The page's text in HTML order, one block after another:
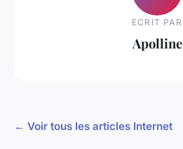
ECRIT PAR
Apolline
← Voir tous les articles Internet